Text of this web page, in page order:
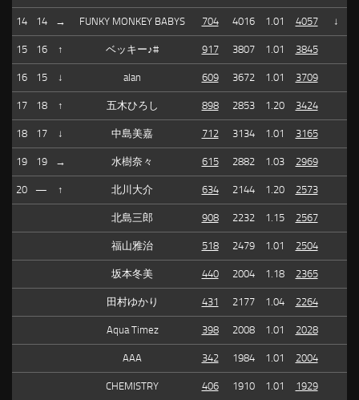
14 14 → FUNKY MONKEY BABYS 704 4016 1.01 4057 ↓
15 16 ↑ ベッキー♪# 917 3807 1.01 3845
16 15 ↓ alan 609 3672 1.01 3709
17 18 ↑ 五木ひろし 898 2853 1.20 3424
18 17 ↓ 中島美嘉 712 3134 1.01 3165
19 19 → 水樹奈々 615 2882 1.03 2969
20 — ↑ 北川大介 634 2144 1.20 2573
北島三郎 908 2232 1.15 2567
福山雅治 518 2479 1.01 2504
坂本冬美 440 2004 1.18 2365
田村ゆかり 431 2177 1.04 2264
Aqua Timez 398 2008 1.01 2028
AAA 342 1984 1.01 2004
CHEMISTRY 406 1910 1.01 1929